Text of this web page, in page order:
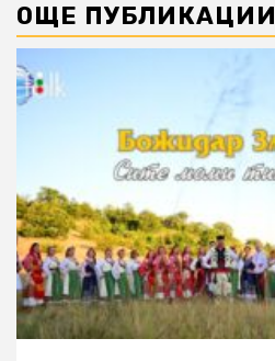
ОЩЕ ПУБЛИКАЦИИ